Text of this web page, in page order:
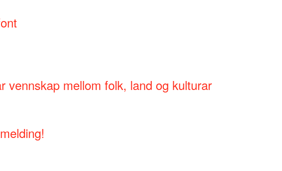
vennskap mellom folk, land og kulturar